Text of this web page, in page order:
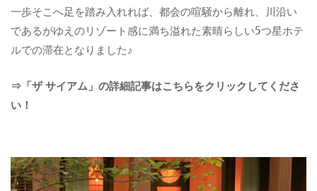
一歩そこへ足を踏み入れれば、都会の喧騒から離れ、川沿い
であるがゆえのリゾート感に満ち溢れた素晴らしい5つ星ホテ
ルでの滞在となりました♪
⇒「ザ サイアム」の詳細記事はこちらをクリックしてくださ
い！